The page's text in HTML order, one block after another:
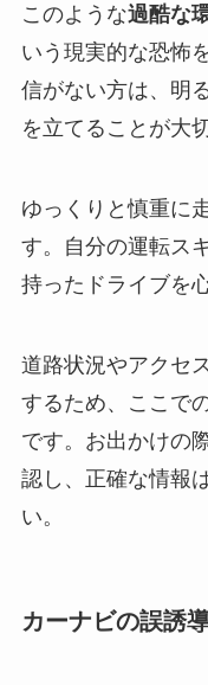
このような過酷な
いう現実的な恐怖
信がない方は、明
を立てることが大
ゆっくりと慎重に
す。自分の運転ス
持ったドライブを
道路状況やアクセ
するため、ここで
です。お出かけの
認し、正確な情報
い。
カーナビの誤誘